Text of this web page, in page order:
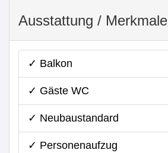
Ausstattung / Merkmale
✓ Balkon
✓ Gäste WC
✓ Neubaustandard
✓ Personenaufzug